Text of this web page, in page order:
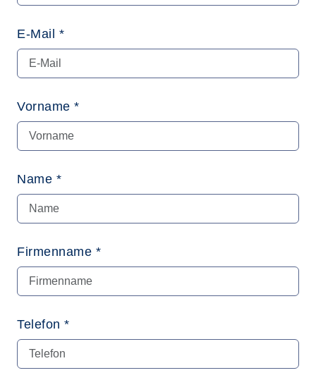
E-Mail *
Vorname *
Name *
Firmenname *
Telefon *